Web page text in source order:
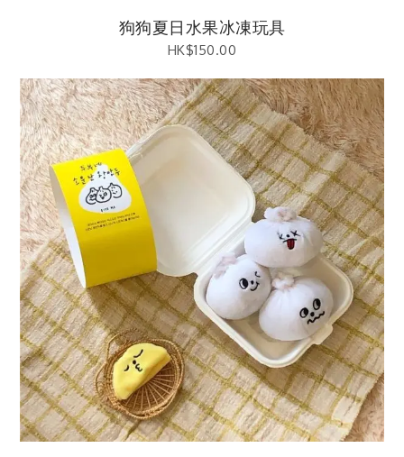
狗狗夏日水果冰凍玩具
HK$150.00